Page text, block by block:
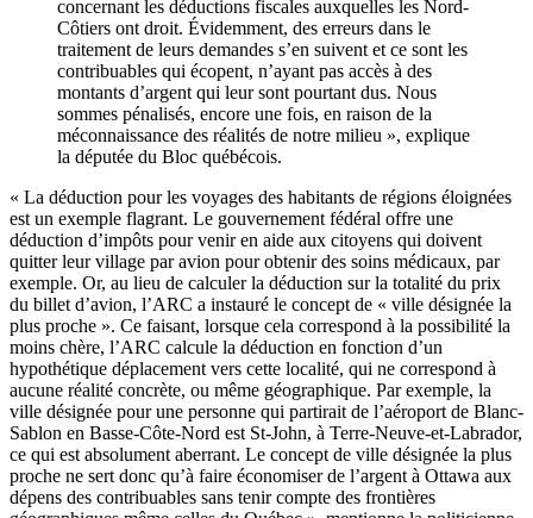
concernant les déductions fiscales auxquelles les Nord-
Côtiers ont droit. Évidemment, des erreurs dans le
traitement de leurs demandes s’en suivent et ce sont les
contribuables qui écopent, n’ayant pas accès à des
montants d’argent qui leur sont pourtant dus. Nous
sommes pénalisés, encore une fois, en raison de la
méconnaissance des réalités de notre milieu », explique
la députée du Bloc québécois.
« La déduction pour les voyages des habitants de régions éloignées
est un exemple flagrant. Le gouvernement fédéral offre une
déduction d’impôts pour venir en aide aux citoyens qui doivent
quitter leur village par avion pour obtenir des soins médicaux, par
exemple. Or, au lieu de calculer la déduction sur la totalité du prix
du billet d’avion, l’ARC a instauré le concept de « ville désignée la
plus proche ». Ce faisant, lorsque cela correspond à la possibilité la
moins chère, l’ARC calcule la déduction en fonction d’un
hypothétique déplacement vers cette localité, qui ne correspond à
aucune réalité concrète, ou même géographique. Par exemple, la
ville désignée pour une personne qui partirait de l’aéroport de Blanc-
Sablon en Basse-Côte-Nord est St-John, à Terre-Neuve-et-Labrador,
ce qui est absolument aberrant. Le concept de ville désignée la plus
proche ne sert donc qu’à faire économiser de l’argent à Ottawa aux
dépens des contribuables sans tenir compte des frontières